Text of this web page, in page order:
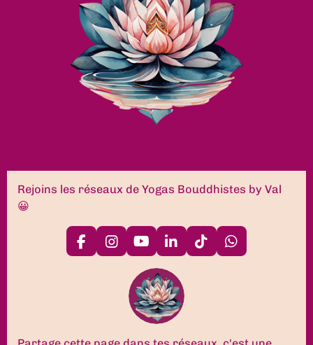
Rejoins les réseaux de Yogas Bouddhistes by Val
😀
F
a
k
I
n
a
Y
o
u
T
u
b
e
L
i
n
k
e
d
n
T
i
W
h
p